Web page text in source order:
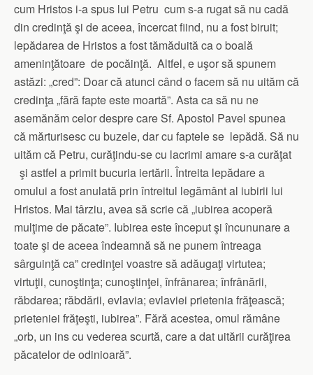
cum Hristos i-a spus lui Petru cum s-a rugat să nu cadă
din credinţă şi de aceea, încercat fiind, nu a fost biruit;
lepădarea de Hristos a fost tămăduită ca o boală
ameninţătoare de pocăinţă. Altfel, e uşor să spunem
astăzi: „cred”: Doar că atunci când o facem să nu uităm că
credinţa „fără fapte este moartă”. Asta ca să nu ne
asemănăm celor despre care Sf. Apostol Pavel spunea
că mărturisesc cu buzele, dar cu faptele se lepădă. Să nu
uităm că Petru, curăţindu-se cu lacrimi amare s-a curăţat
şi astfel a primit bucuria iertării. Întreita lepădare a
omului a fost anulată prin întreitul legământ al iubirii lui
Hristos. Mai târziu, avea să scrie că „iubirea acoperă
mulţime de păcate”. Iubirea este început şi încununare a
toate şi de aceea îndeamnă să ne punem întreaga
sârguinţă ca” credinţei voastre să adăugaţi virtutea;
virtuţii, cunoştinţa; cunoştinţei, înfrânarea; înfrânării,
răbdarea; răbdării, evlavia; evlaviei prietenia frăţească;
prieteniei frăţeşti, iubirea”. Fără acestea, omul rămâne
„orb, un ins cu vederea scurtă, care a dat uitării curăţirea
păcatelor de odinioară”.